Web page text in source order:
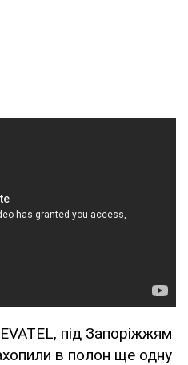
під Запоріжжям
в полон ще одну